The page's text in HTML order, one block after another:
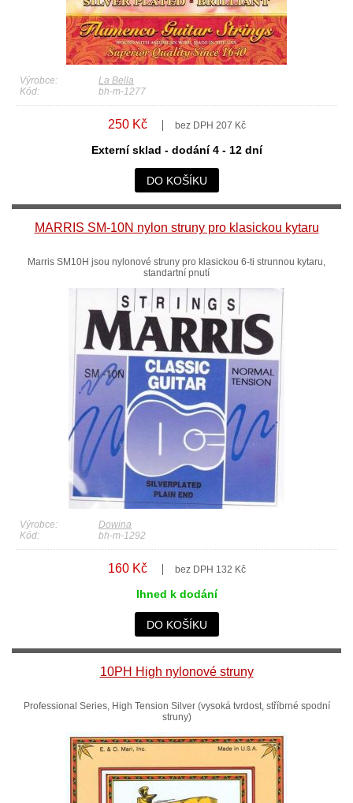
Výrobce:
La Bella
Kód:
bh-m-1277
250 Kč bez DPH 207 Kč
Externí sklad - dodání 4 - 12 dní
DO KOŠÍKU
MARRIS SM-10N nylon struny pro klasickou kytaru
Marris SM10H jsou nylonové struny pro klasickou 6-ti strunnou kytaru,
standartní pnutí
Výrobce:
Dowina
Kód:
bh-m-1292
160 Kč bez DPH 132 Kč
Ihned k dodání
DO KOŠÍKU
10PH High nylonové struny
Professional Series, High Tension Silver (vysoká tvrdost, stříbrné spodní
struny)